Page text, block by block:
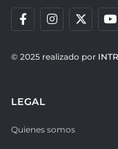
© 2025 realizado por
LEGAL
Quienes somos